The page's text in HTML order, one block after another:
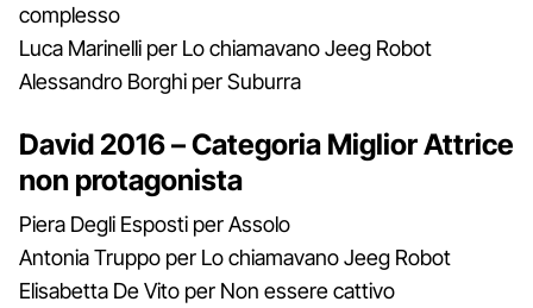
complesso
Luca Marinelli per Lo chiamavano Jeeg Robot
Alessandro Borghi per Suburra
David 2016 – Categoria Miglior Attrice
non protagonista
Piera Degli Esposti per Assolo
Antonia Truppo per Lo chiamavano Jeeg Robot
Elisabetta De Vito per Non essere cattivo